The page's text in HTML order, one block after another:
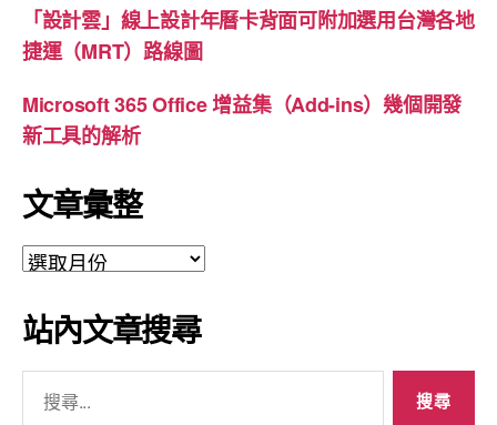
「設計雲」線上設計年曆卡背面可附加選用台灣各地
捷運（MRT）路線圖
Microsoft 365 Office 增益集（Add-ins）幾個開發
新工具的解析
文章彙整
文
彙
整
站內文章搜尋